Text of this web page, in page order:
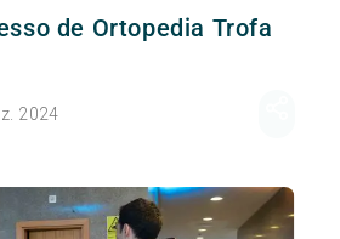
de Ortopedia Trofa
2024